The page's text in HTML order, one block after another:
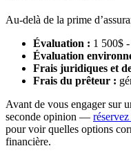
Au-delà de la prime
Évaluation : 1 500$
Évaluation
Frais juridiques et
Frais du prêteur :
Avant de vous engager sur
seconde opinion —
pour voir quelles options
financière.